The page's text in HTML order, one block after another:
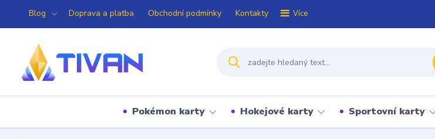
Blog Doprava a platba Obchodní podmínky Kontakty Více
Pokémon karty Hokejové karty Sportovní karty